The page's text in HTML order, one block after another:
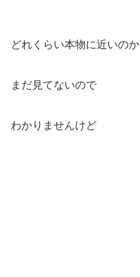
どれくらい本物に近いのか
まだ見てないので
わかりませんけど